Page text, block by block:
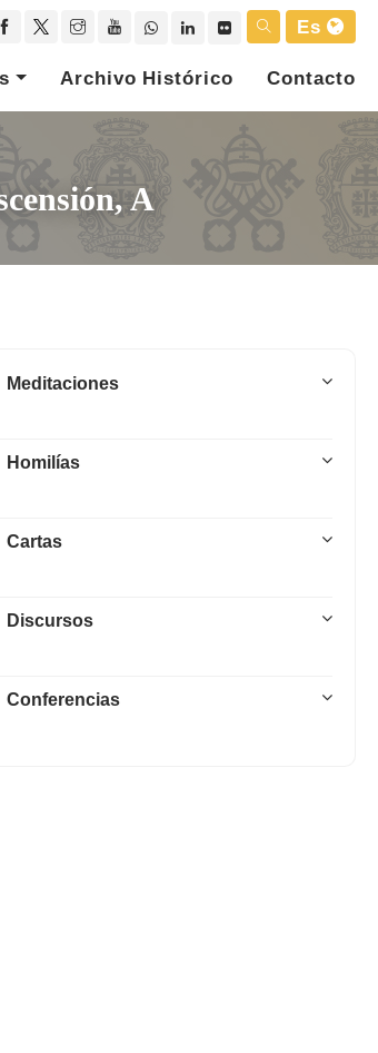
Es
Archivo Histórico Contacto
A
Meditaciones
Homilías
Cartas
Discursos
Conferencias